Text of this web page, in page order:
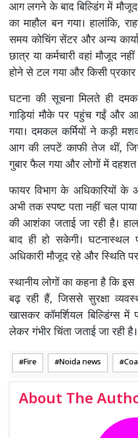
आग लगने के बाद बिल्डिंग में
का माहौल बन गया। हालांकि,
समय कोचिंग सेंटर और अन्य
छात्र या कर्मचारी वहां मौजूद
होने से टल गया और किसी प्रकार
घटना की सूचना मिलते ही
गाड़ियां मौके पर पहुंच गईं और
गया। दमकल कर्मियों ने कड़ी
आग की लपटें काफी तेज थीं,
गुबार फैल गया और लोगों में दहशत
फायर विभाग के अधिकारियों
अभी तक स्पष्ट पता नहीं चल
की आशंका जताई जा रही है।
बाद ही हो सकेगी।
अधिकारी मौजूद रहे और स्थिति
स्थानीय लोगों का कहना है कि
बढ़ रही हैं, जिससे सुरक्षा
खासकर कॉमर्शियल बिल्डिंग्स
लेकर गंभीर चिंता जताई जा रही है।
Fire Noida news
About The